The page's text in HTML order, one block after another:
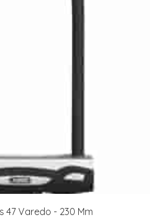
47 Varedo - 230 Mm